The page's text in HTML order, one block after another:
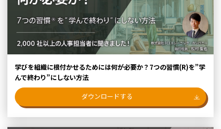
学びを組織に根付かせるためには何が必要か？7つの習慣(R)を”学
んで終わり”にしない方法
ダウンロードする